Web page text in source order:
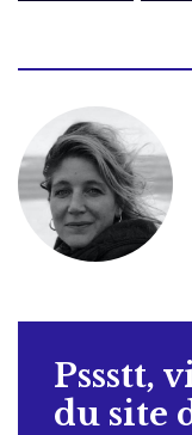
Pssstt,
du site